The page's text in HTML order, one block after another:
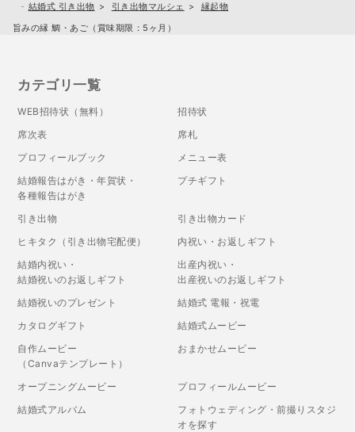
結婚式 引き出物
引き出物マルシェ
縁起物
旨みの縁 鯛・あご（賞味期限：5ヶ月）
カテゴリ一覧
WEB招待状（無料）
招待状
席次表
席札
プロフィールブック
メニュー表
結婚報告はがき・年賀状・
各種報告はがき
プチギフト
引き出物
引き出物カード
ヒキタク（引き出物宅配便）
内祝い・お返しギフト
結婚内祝い・
結婚祝いのお返しギフト
出産内祝い・
出産祝いのお返しギフト
結婚祝いのプレゼント
結婚式 電報・祝電
カタログギフト
結婚式ムービー
自作ムービー
（Canvaテンプレート）
おまかせムービー
オープニングムービー
プロフィールムービー
結婚式アルバム
フォトウェディング・前撮りスタジ
オを探す